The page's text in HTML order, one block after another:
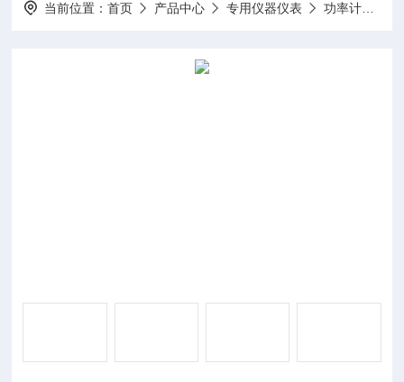
当前位置：首页 产品中心 专用仪器仪表 功率计